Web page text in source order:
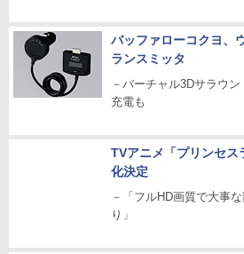
バッファローコクヨ、
ランスミッタ
－バーチャル3Dサラウ
充電も
TVアニメ「プリンセ
化決定
－「フルHD画質で大事
り」